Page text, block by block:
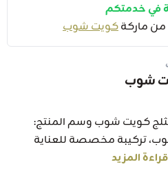
ماركةكويت شوب
شوب
كويت شوب وسم المنتج:
تركيبة مخصصة للعناية
قراءة المزيد